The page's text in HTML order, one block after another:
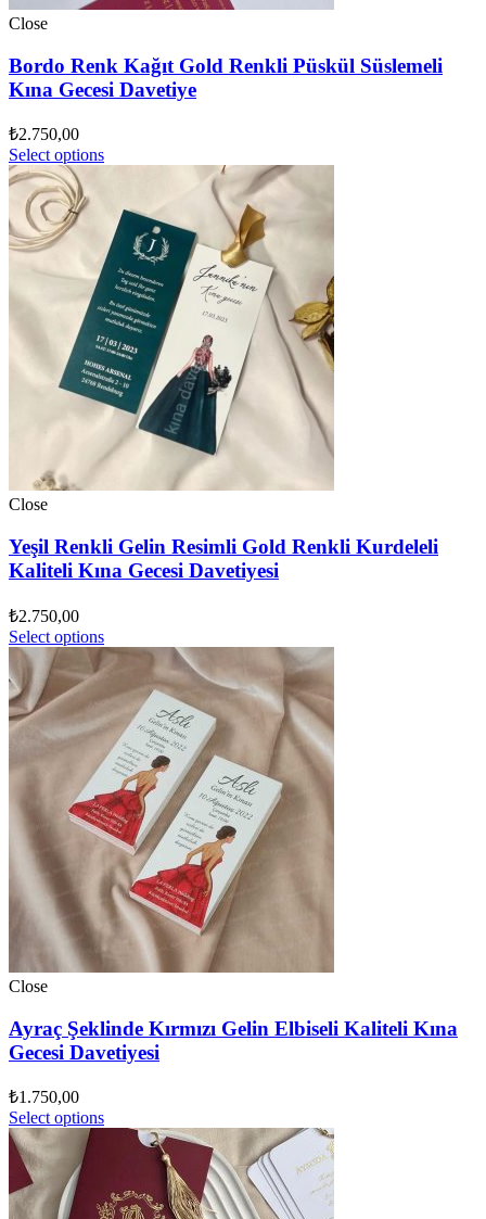
Close
Bordo Renk Kağıt Gold Renkli Püskül Süslemeli
Kına Gecesi Davetiye
₺2.750,00
Select options
Close
Yeşil Renkli Gelin Resimli Gold Renkli Kurdeleli
Kaliteli Kına Gecesi Davetiyesi
₺2.750,00
Select options
Close
Ayraç Şeklinde Kırmızı Gelin Elbiseli Kaliteli Kına
Gecesi Davetiyesi
₺1.750,00
Select options